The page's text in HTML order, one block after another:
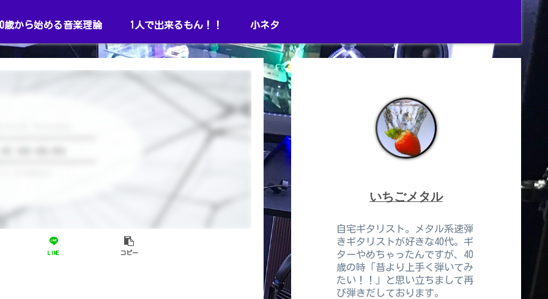
歳から始める音楽理論 1人で出来るもん！！ 小ネタ
LINE コピー
いちごメタル
自宅ギタリスト。メタル系速弾
きギタリストが好きな40代。ギ
ターやめちゃったんですが、40
歳の時「昔より上手く弾いてみ
たい！！」と思い立ちまして再
び弾きだしております。